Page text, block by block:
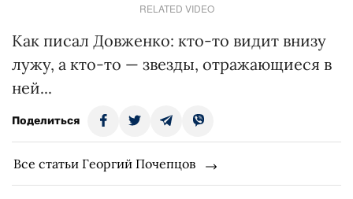
RELATED VIDEO
Как писал Довженко: кто-то видит внизу
лужу, а кто-то — звезды, отражающиеся в
ней...
Поделиться
Все статьи Георгий Почепцов